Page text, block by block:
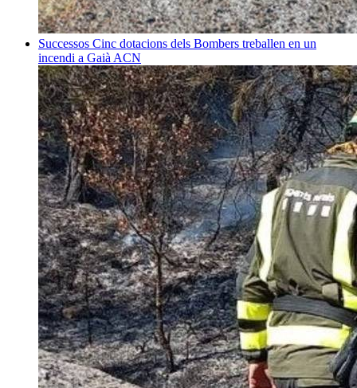
Successos Cinc dotacions dels Bombers treballen en un
incendi a Gaià ACN